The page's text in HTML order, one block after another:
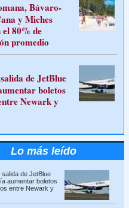
Bávaro-
y Miches
el 80% de
promedio
de JetBlue
boletos
Newark y
Lo más leído
salida de JetBlue
aumentar boletos
entre Newark y